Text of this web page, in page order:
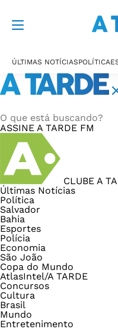
ÚLTIMAS NOTÍCIASPOLÍTICA
ASSINE A TARDE FM
CLUBE A
Últimas Notícias
Política
Salvador
Bahia
Esportes
Polícia
Economia
São João
Copa do Mundo
AtlasIntel/A TARDE
Concursos
Cultura
Brasil
Mundo
Entretenimento